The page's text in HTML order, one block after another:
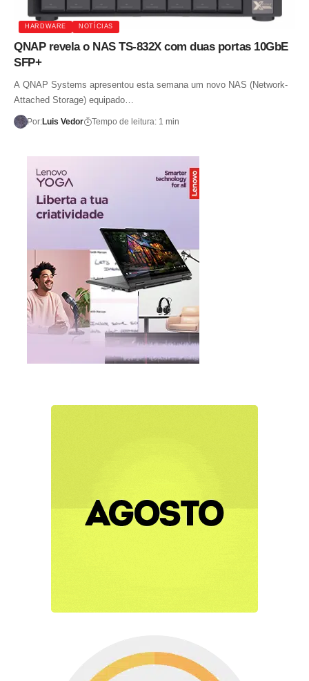
HARDWARE NOTÍCIAS
QNAP revela o NAS TS-832X com duas portas 10GbE
SFP+
A QNAP Systems apresentou esta semana um novo NAS (Network-
Attached Storage) equipado…
Por:Luis Vedor Tempo de leitura: 1 min